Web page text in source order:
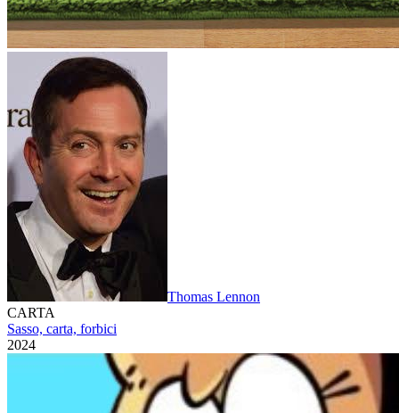
Thomas Lennon
CARTA
Sasso, carta, forbici
2024